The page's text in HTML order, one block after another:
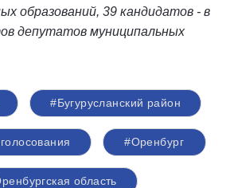
образований, 39 кандидатов - в
депутатов муниципальных
#Бугурусланский район
#Оренбург
область